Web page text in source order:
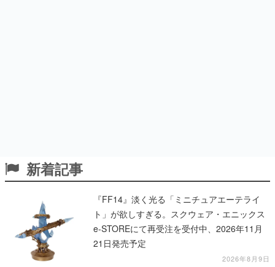
新着記事
『FF14』淡く光る「ミニチュアエーテライ
ト」が欲しすぎる。スクウェア・エニックス
e-STOREにて再受注を受付中、2026年11月
21日発売予定
2026年8月9日